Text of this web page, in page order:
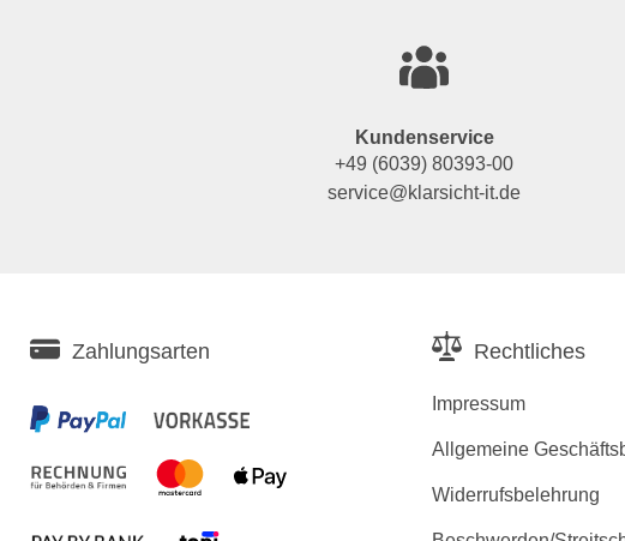
Kundenservice
+49 (6039) 80393-00
service@klarsicht-it.de
Zahlungsarten Rechtliches
Impressum
Allgemeine
Widerrufsbelehrung